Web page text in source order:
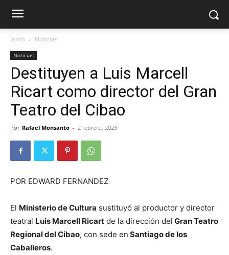
Inicio Noticias
Noticias
Destituyen a Luis Marcell
Ricart como director del Gran
Teatro del Cibao
Por Rafael Monsanto - 2 febrero, 2023
POR EDWARD FERNANDEZ
El Ministerio de Cultura sustituyó al productor y director
teatral Luis Marcell Ricart de la dirección del Gran Teatro
Regional del Cibao, con sede en Santiago de los
Caballeros.